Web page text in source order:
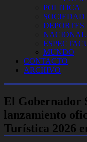
POLITICA
SOCIEDAD
DEPORTES
MUNDO
CONTACTO
ARCHIVO
El Gobernador
lanzamiento
Turística 2026